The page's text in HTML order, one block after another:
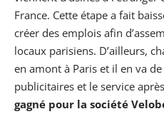
France. Cette étape a fait
créer des emplois afin
locaux parisiens. D’ailleurs,
en amont à Paris et il en va
publicitaires et le service
gagné pour la société